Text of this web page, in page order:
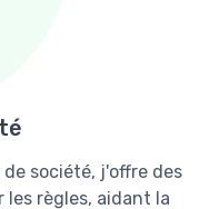
société, j'offre des
règles, aidant la